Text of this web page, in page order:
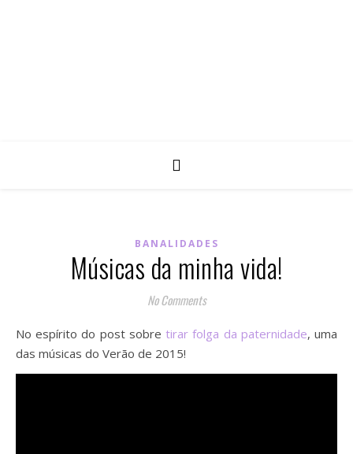
BANALIDADES
Músicas da minha vida!
No Comments
No espírito do post sobretirar folga da paternidade, uma
das músicas do Verão de 2015!